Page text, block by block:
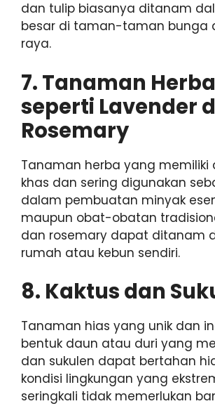
dan tulip biasanya ditanam
besar di taman-taman bunga
raya.
7. Tanaman Herba
seperti Lavender
Rosemary
Tanaman herba yang memiliki
khas dan sering digunakan
dalam pembuatan minyak
maupun obat-obatan
dan rosemary dapat ditanam
rumah atau kebun sendiri.
8. Kaktus dan
Tanaman hias yang unik dan
bentuk daun atau duri yang
dan sukulen dapat bertahan
kondisi lingkungan yang
seringkali tidak memerlukan